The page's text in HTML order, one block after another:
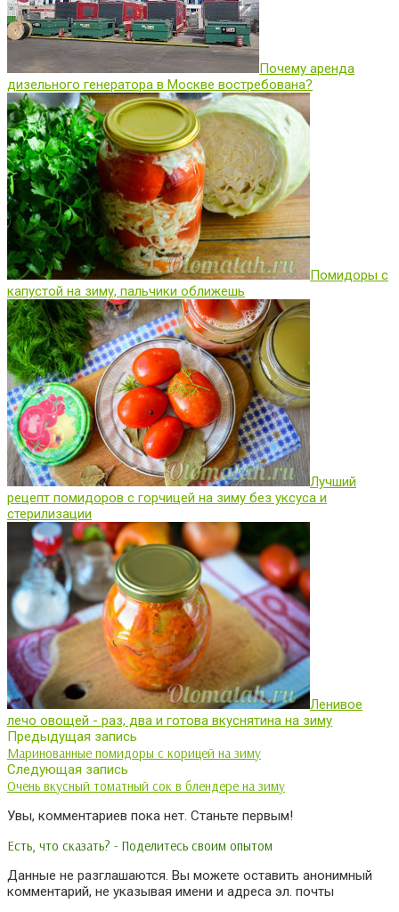
Почему аренда
дизельного генератора в Москве востребована?
Помидоры с
капустой на зиму, пальчики оближешь
Лучший
рецепт помидоров с горчицей на зиму без уксуса и
стерилизации
Ленивое
лечо овощей - раз, два и готова вкуснятина на зиму
Предыдущая запись
Маринованные помидоры с корицей на зиму
Следующая запись
Очень вкусный томатный сок в блендере на зиму
Увы, комментариев пока нет. Станьте первым!
Есть, что сказать? - Поделитесь своим опытом
Данные не разглашаются. Вы можете оставить анонимный
комментарий, не указывая имени и адреса эл. почты